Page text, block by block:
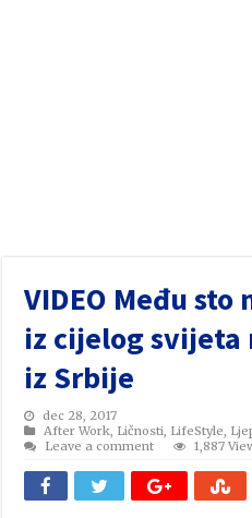
VIDEO Među
iz cijelog svijeta
iz Srbije
dec 28, 2017
After Work, Ličnosti, LifeStyle,
Leave a comment
1,887